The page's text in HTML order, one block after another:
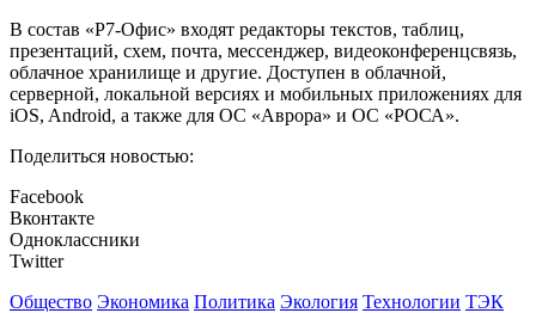
В состав «Р7-Офис» входят редакторы текстов, таблиц,
презентаций, схем, почта, мессенджер, видеоконференцсвязь,
облачное хранилище и другие. Доступен в облачной,
серверной, локальной версиях и мобильных приложениях для
iOS, Android, а также для ОС «Аврора» и ОС «РОСА».
Поделиться новостью:
Facebook
Вконтакте
Одноклассники
Twitter
Общество Экономика Политика Экология Технологии ТЭК